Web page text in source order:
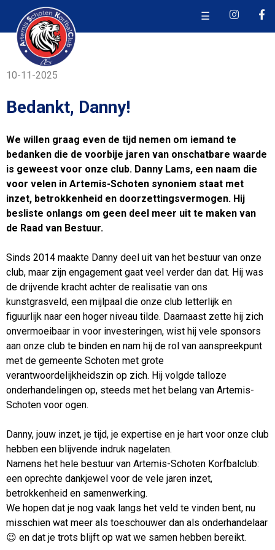
☰
10-11-2025
Bedankt, Danny!
We willen graag even de tijd nemen om iemand te
bedanken die de voorbije jaren van onschatbare waarde
is geweest voor onze club. Danny Lams, een naam die
voor velen in Artemis-Schoten synoniem staat met
inzet, betrokkenheid en doorzettingsvermogen. Hij
besliste onlangs om geen deel meer uit te maken van
de Raad van Bestuur.
Sinds 2014 maakte Danny deel uit van het bestuur van onze
club, maar zijn engagement gaat veel verder dan dat. Hij was
de drijvende kracht achter de realisatie van ons
kunstgrasveld, een mijlpaal die onze club letterlijk en
figuurlijk naar een hoger niveau tilde. Daarnaast zette hij zich
onvermoeibaar in voor investeringen, wist hij vele sponsors
aan onze club te binden en nam hij de rol van aanspreekpunt
met de gemeente Schoten met grote
verantwoordelijkheidszin op zich. Hij volgde talloze
onderhandelingen op, steeds met het belang van Artemis-
Schoten voor ogen.
Danny, jouw inzet, je tijd, je expertise en je hart voor onze club
hebben een blijvende indruk nagelaten.
Namens het hele bestuur van Artemis-Schoten Korfbalclub:
een oprechte dankjewel voor de vele jaren inzet,
betrokkenheid en samenwerking.
We hopen dat je nog vaak langs het veld te vinden bent, nu
misschien wat meer als toeschouwer dan als onderhandelaar
😉 en dat je trots blijft op wat we samen hebben bereikt.